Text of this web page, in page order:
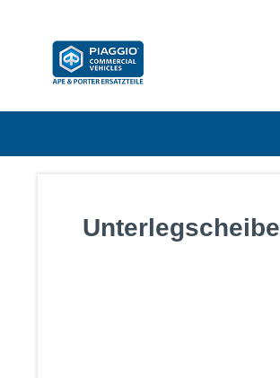
Unterlegscheibe